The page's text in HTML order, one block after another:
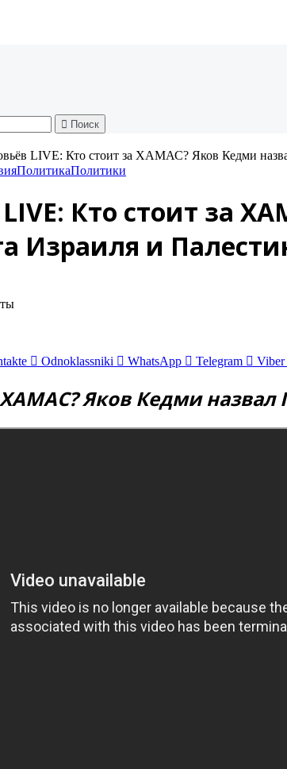
Поиск
LIVE: Кто стоит за ХАМАС? Яков Кедми
ПолитикаПолитики
LIVE: Кто стоит за
Израиля и
Odnoklassniki WhatsApp Telegram Viber
ХАМАС? Яков Кедми